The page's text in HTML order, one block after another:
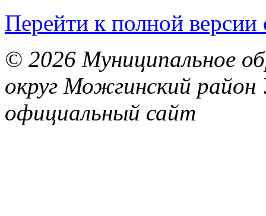
Перейти к полной версии
© 2026 Муниципальное
округ Можгинский район
официальный сайт